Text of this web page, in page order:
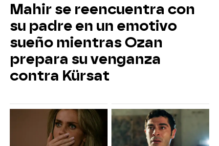
Mahir se reencuentra con
su padre en un emotivo
sueño mientras Ozan
prepara su venganza
contra Kürsat